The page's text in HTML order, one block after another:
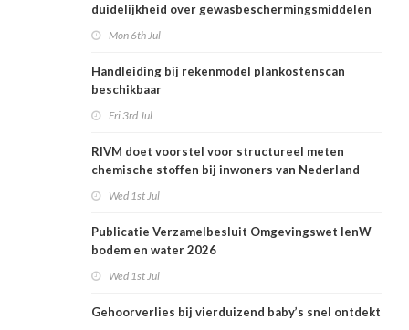
duidelijkheid over gewasbeschermingsmiddelen
Mon 6th Jul
Handleiding bij rekenmodel plankostenscan
beschikbaar
Fri 3rd Jul
RIVM doet voorstel voor structureel meten
chemische stoffen bij inwoners van Nederland
Wed 1st Jul
Publicatie Verzamelbesluit Omgevingswet IenW
bodem en water 2026
Wed 1st Jul
Gehoorverlies bij vierduizend baby’s snel ontdekt